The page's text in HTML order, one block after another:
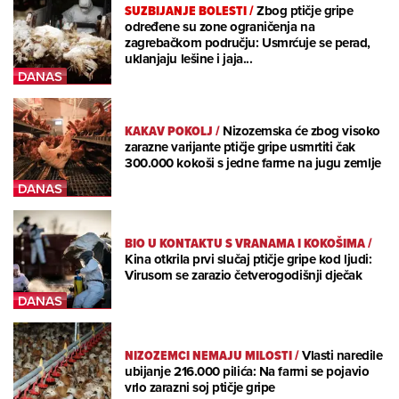
SUZBIJANJE BOLESTI/Zbog ptičje gripe
određene su zone ograničenja na
zagrebačkom području: Usmrćuje se perad,
uklanjaju lešine i jaja...
KAKAV POKOLJ/Nizozemska će zbog visoko
zarazne varijante ptičje gripe usmrtiti čak
300.000 kokoši s jedne farme na jugu zemlje
BIO U KONTAKTU S VRANAMA I KOKOŠIMA/
Kina otkrila prvi slučaj ptičje gripe kod ljudi:
Virusom se zarazio četverogodišnji dječak
NIZOZEMCI NEMAJU MILOSTI/Vlasti naredile
ubijanje 216.000 pilića: Na farmi se pojavio
vrlo zarazni soj ptičje gripe